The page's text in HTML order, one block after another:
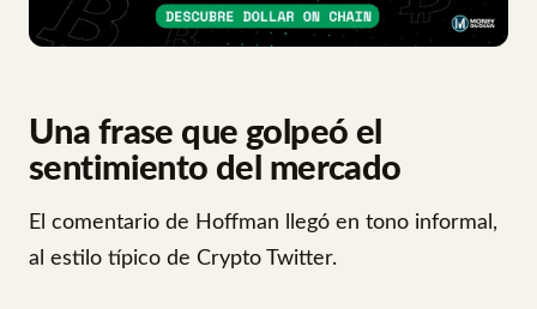
Una frase que golpeó el
sentimiento del mercado
El comentario de Hoffman llegó en tono informal,
al estilo típico de Crypto Twitter.